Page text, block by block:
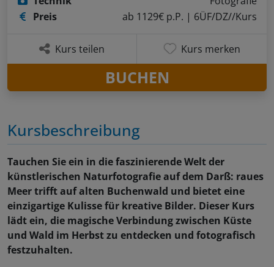
Kursbeschreibung
Tauchen Sie ein in die faszinierende Welt der
künstlerischen Naturfotografie auf dem Darß: raues
Meer trifft auf alten Buchenwald und bietet eine
einzigartige Kulisse für kreative Bilder. Dieser Kurs
lädt ein, die magische Verbindung zwischen Küste
und Wald im Herbst zu entdecken und fotografisch
festzuhalten.
Preis
ab 1129€ p.P. | 6ÜF/DZ//Kurs
Kurs teilen Kurs merken
BUCHEN